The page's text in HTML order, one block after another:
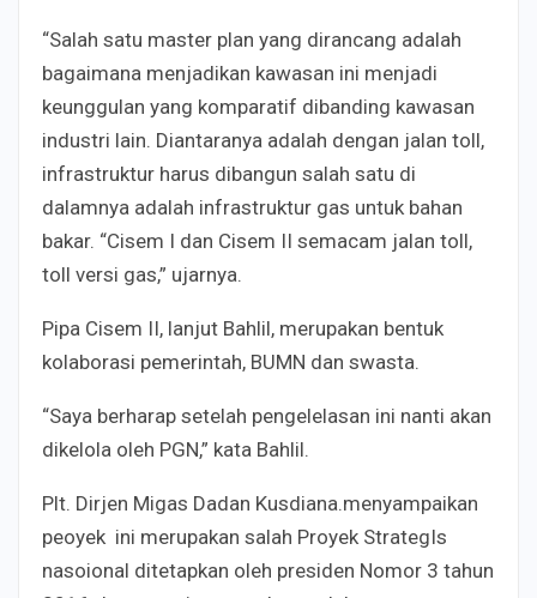
“Salah satu master plan yang dirancang adalah
bagaimana menjadikan kawasan ini menjadi
keunggulan yang komparatif dibanding kawasan
industri lain. Diantaranya adalah dengan jalan toll,
infrastruktur harus dibangun salah satu di
dalamnya adalah infrastruktur gas untuk bahan
bakar. “Cisem I dan Cisem II semacam jalan toll,
toll versi gas,” ujarnya.
Pipa Cisem II, lanjut Bahlil, merupakan bentuk
kolaborasi pemerintah, BUMN dan swasta.
“Saya berharap setelah pengelelasan ini nanti akan
dikelola oleh PGN,” kata Bahlil.
Plt. Dirjen Migas Dadan Kusdiana.menyampaikan
peoyek ini merupakan salah Proyek StrategIs
nasoional ditetapkan oleh presiden Nomor 3 tahun